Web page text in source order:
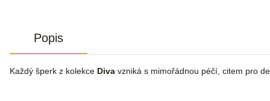
Popis
Každý šperk z kolekce Diva vzniká s mimořádnou péčí, citem pro